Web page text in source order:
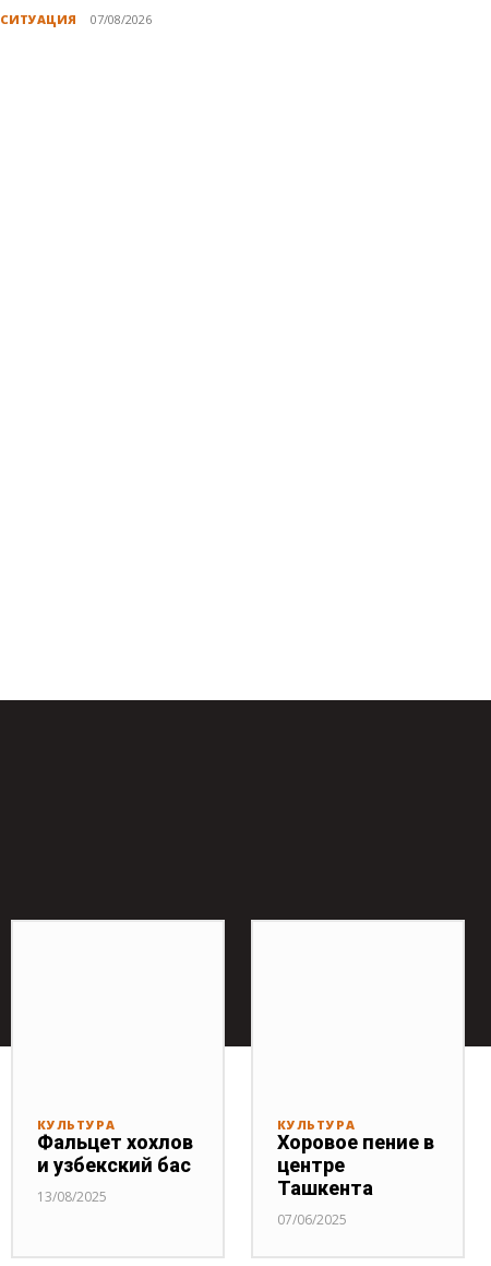
СИТУАЦИЯ 07/08/2026
КУЛЬТУРА
Фальцет хохлов
и узбекский бас
13/08/2025
КУЛЬТУРА
Хоровое пение в
центре
Ташкента
07/06/2025